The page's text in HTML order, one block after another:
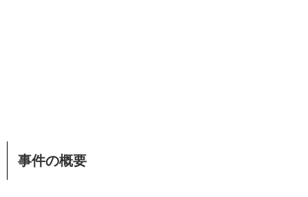
事件の概要